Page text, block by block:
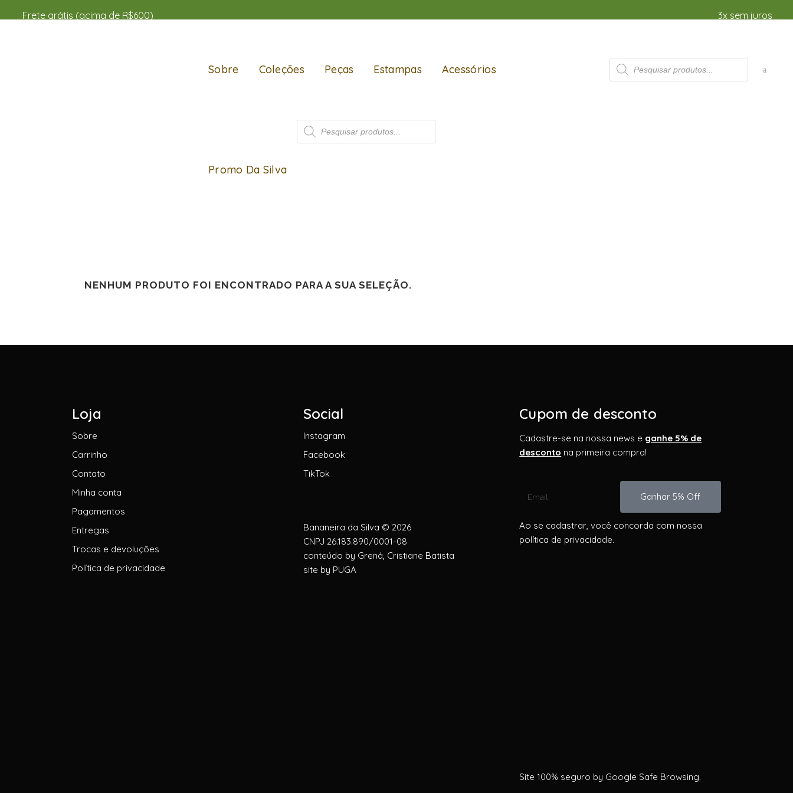
Frete grátis (acima de R$600) 3x sem juros
Sobre Coleções Peças Estampas Acessórios
Promo Da Silva
NENHUM PRODUTO FOI ENCONTRADO PARA A SUA SELEÇÃO.
Loja
Sobre
Carrinho
Contato
Minha conta
Pagamentos
Entregas
Trocas e devoluções
Política de privacidade
Social
Instagram
Facebook
TikTok
Bananeira da Silva © 2026
CNPJ 26.183.890/0001-08
conteúdo by Grená, Cristiane Batista
site by PUGA
Cupom de desconto
Cadastre-se na nossa news e ganhe 5% de
desconto na primeira compra!
Ganhar 5% Off
Ao se cadastrar, você concorda com nossa
política de privacidade.
Site 100% seguro by Google Safe Browsing.